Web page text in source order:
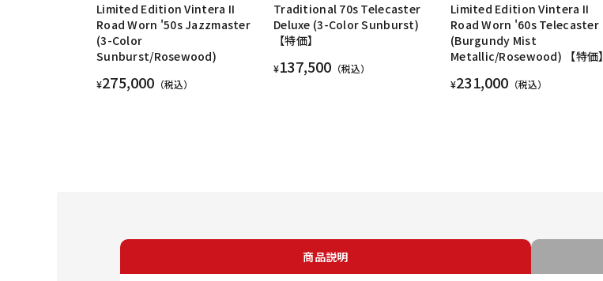
Limited Edition Vintera II
Road Worn '50s Jazzmaster
(3-Color
Sunburst/Rosewood)
¥275,000 （税込）
Traditional 70s Telecaster
Deluxe (3-Color Sunburst)
【特価】
¥137,500 （税込）
Limited Edition Vintera II
Road Worn '60s Telecaster
(Burgundy Mist
Metallic/Rosewood) 【特価】
¥231,000 （税込）
商品説明